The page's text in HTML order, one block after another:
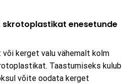
skrotoplastikat enesetunde
kerget valu vähemalt kolm
Taastumiseks kulub
võite oodata kerget